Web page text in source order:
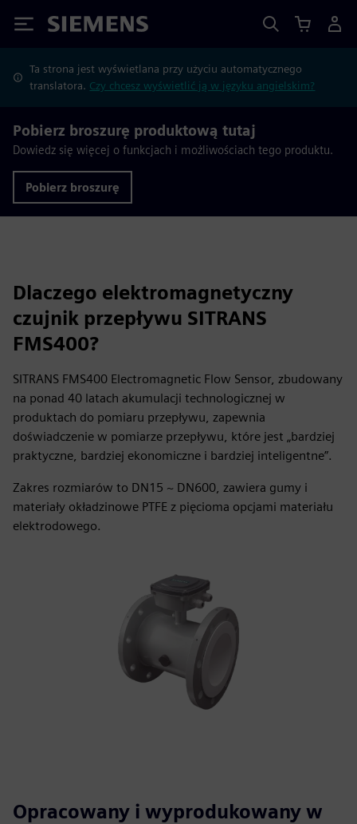
Siemens
Ta strona jest wyświetlana przy użyciu automatycznego
translatora. Czy chcesz wyświetlić ją w języku angielskim?
Pobierz broszurę produktową tutaj
Dowiedz się więcej o funkcjach i możliwościach tego produktu.
Pobierz broszurę
Dlaczego elektromagnetyczny
czujnik przepływu SITRANS
FMS400?
SITRANS FMS400 Electromagnetic Flow Sensor, zbudowany
na ponad 40 latach akumulacji technologicznej w
produktach do pomiaru przepływu, zapewnia
doświadczenie w pomiarze przepływu, które jest „bardziej
praktyczne, bardziej ekonomiczne i bardziej inteligentne”.
Zakres rozmiarów to DN15 ~ DN600, zawiera gumy i
materiały okładzinowe PTFE z pięcioma opcjami materiału
elektrodowego.
Opracowany i wyprodukowany w